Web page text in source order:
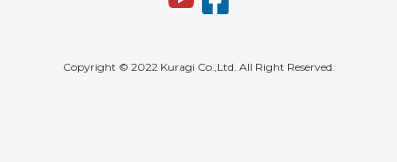
Copyright © 2022 Kuragi Co.,Ltd. All Right Reserved.